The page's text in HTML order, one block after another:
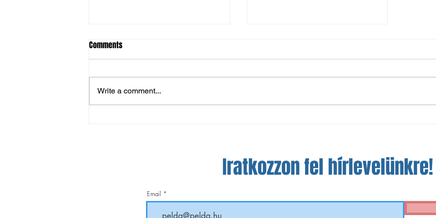
Magabiztos siker a Gázgyár
Kibrusztolt győzelem az újonc
Comments
Write a comment...
Iratkozzon fel hírlevelünkre!
Email